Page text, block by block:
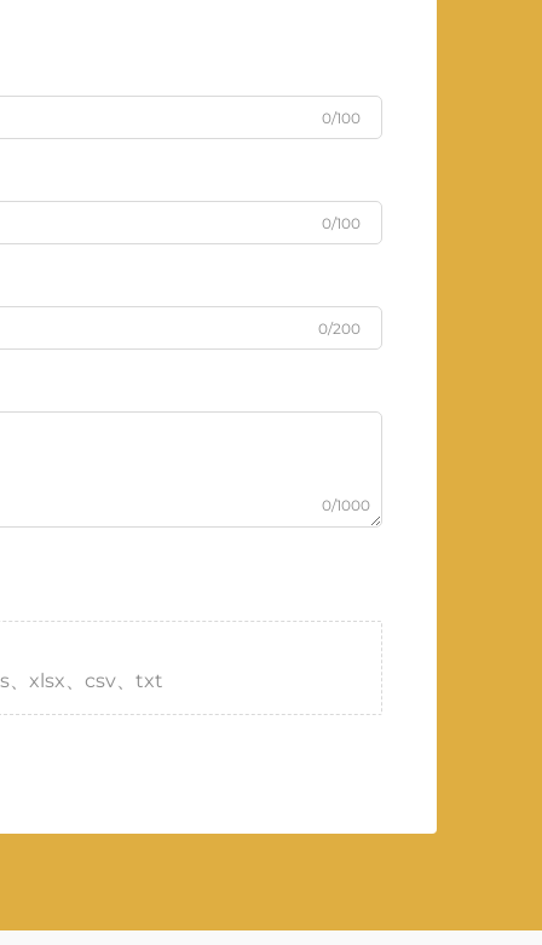
0/100
0/100
0/200
0/1000
xlsx、csv、txt